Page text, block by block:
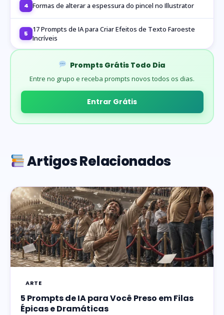
4 Formas de alterar a espessura do pincel no Illustrator
5
17 Prompts de IA para Criar Efeitos de Texto Faroeste
Incríveis
Prompts Grátis Todo Dia
Entre no grupo e receba prompts novos todos os dias.
Entrar Grátis
Artigos Relacionados
ARTE
5 Prompts de IA para Você Preso em Filas
Épicas e Dramáticas